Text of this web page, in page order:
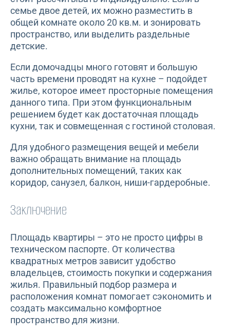
семье двое детей, их можно разместить в
общей комнате около 20 кв.м. и зонировать
пространство, или выделить раздельные
детские.
Если домочадцы много готовят и большую
часть времени проводят на кухне – подойдет
жилье, которое имеет просторные помещения
данного типа. При этом функциональным
решением будет как достаточная площадь
кухни, так и совмещенная с гостиной столовая.
Для удобного размещения вещей и мебели
важно обращать внимание на площадь
дополнительных помещений, таких как
коридор, санузел, балкон, ниши-гардеробные.
Заключение
Площадь квартиры – это не просто цифры в
техническом паспорте. От количества
квадратных метров зависит удобство
владельцев, стоимость покупки и содержания
жилья. Правильный подбор размера и
расположения комнат помогает сэкономить и
создать максимально комфортное
пространство для жизни.